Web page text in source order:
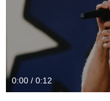
PODCASTY
Newsletter
Cuda Polski
0:00 / 0:12